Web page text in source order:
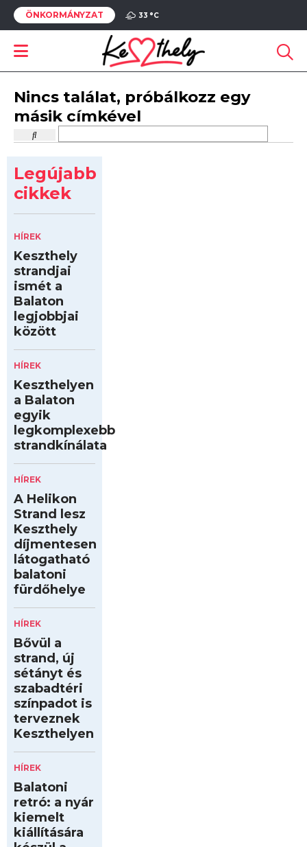
ÖNKORMÁNYZAT 33 °C
Nincs találat, próbálkozz egy
másik címkével
Legújabb
cikkek
HÍREK
Keszthely
strandjai
ismét a
Balaton
legjobbjai
között
HÍREK
Keszthelyen
a Balaton
egyik
legkomplexebb
strandkínálata
HÍREK
A Helikon
Strand lesz
Keszthely
díjmentesen
látogatható
balatoni
fürdőhelye
HÍREK
Bővül a
strand, új
sétányt és
szabadtéri
színpadot is
terveznek
Keszthelyen
HÍREK
Balatoni
retró: a nyár
kiemelt
kiállítására